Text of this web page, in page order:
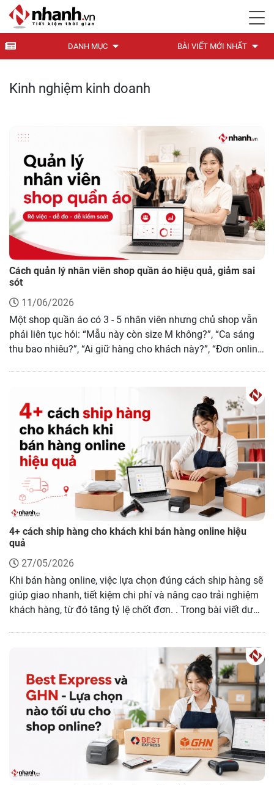
DANH MỤC BÀI VIẾT MỚI NHẤT
Kinh nghiệm kinh doanh
Cách quản lý nhân viên shop quần áo hiệu quả, giảm sai
sót
11/06/2026
Một shop quần áo có 3 - 5 nhân viên nhưng chủ shop vẫn
phải liên tục hỏi: “Mẫu này còn size M không?”, “Ca sáng
thu bao nhiêu?”, “Ai giữ hàng cho khách này?”, “Đơn online
4+ cách ship hàng cho khách khi bán hàng online hiệu
quả
27/05/2026
Khi bán hàng online, việc lựa chọn đúng cách ship hàng sẽ
giúp giao nhanh, tiết kiệm chi phí và nâng cao trải nghiệm
khách hàng, từ đó tăng tỷ lệ chốt đơn. . Trong bài viết dưới
dành cho shop online, đồng thời giới thiệu MoMo Ship, một
giải pháp tích hợp nhiều đơn vị vận chuyển toàn quốc giúp
shop tối ưu vận hành. Hãy cùng tìm hiểu qua bài viết sau.